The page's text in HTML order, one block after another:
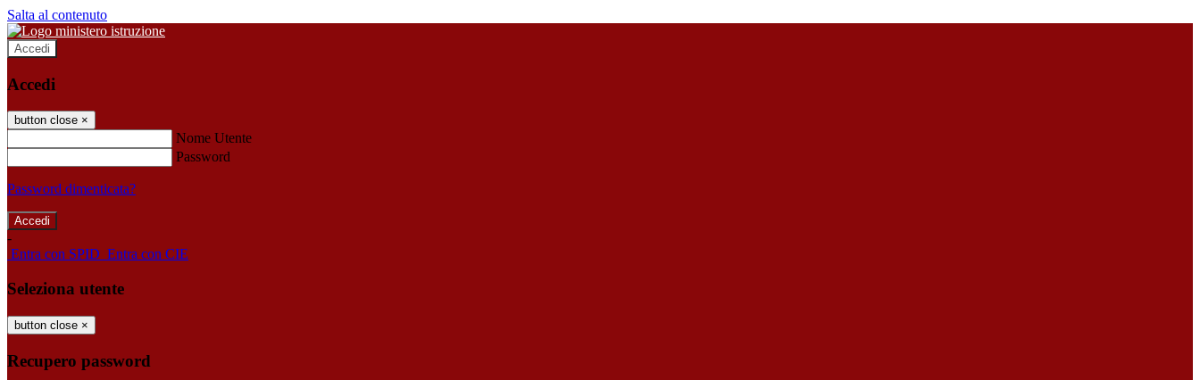
Salta al contenuto
Accedi
Accedi
button close ×
Nome Utente
Password
Password dimenticata?
-
Entra con SPID Entra con CIE
Seleziona utente
button close ×
Recupero password